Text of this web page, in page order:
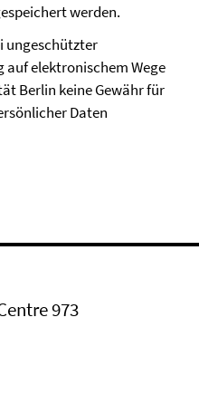
werden.
ungeschützter
auf elektronischem Wege
Berlin keine Gewähr für
Daten
973